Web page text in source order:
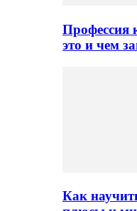
Профессия
это и чем
Как